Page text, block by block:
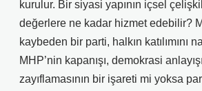
kurulur. Bir siyasi yapının içsel
değerlere ne kadar hizmet edebilir?
kaybeden bir parti, halkın katılımını
MHP’nin kapanışı, demokrasi
zayıflamasının bir işareti mi yoksa